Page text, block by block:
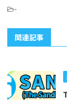
-
関連記事